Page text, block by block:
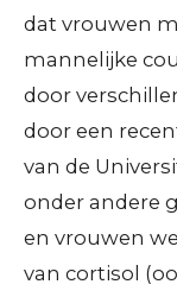
dat vrouwen
mannelijke
door
door een
van de
onder andere
en vrouwen
van cortisol